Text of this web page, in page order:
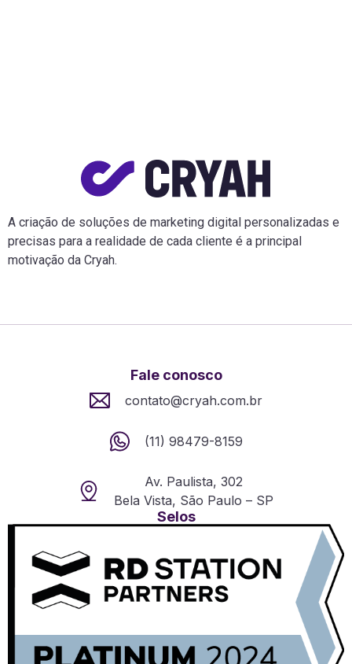
A criação de soluções de marketing digital personalizadas e
precisas para a realidade de cada cliente é a principal
motivação da Cryah.
Fale conosco
contato@cryah.com.br
(11) 98479-8159
Av. Paulista, 302
Bela Vista, São Paulo – SP
Selos